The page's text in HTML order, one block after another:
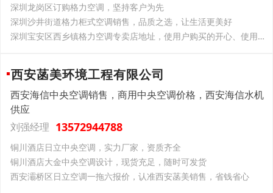
深圳龙岗区订购格力空调，坚持客户为先
深圳沙井街道格力柜式空调销售，品质之选，让生活更美好
深圳宝安区西乡镇格力空调专卖店地址，使用户购买的开心、使用的放心
西安菡美环境工程有限公司
西安海信中央空调销售，商用中央空调价格，西安海信水机
供应
刘强经理 13572944788
铜川酒店日立中央空调，实力厂家，资质齐全
铜川酒店大金中央空调设计，现货充足，随时可发货
西安灞桥区日立空调一拖六报价，认准西安菡美销售，省钱省心